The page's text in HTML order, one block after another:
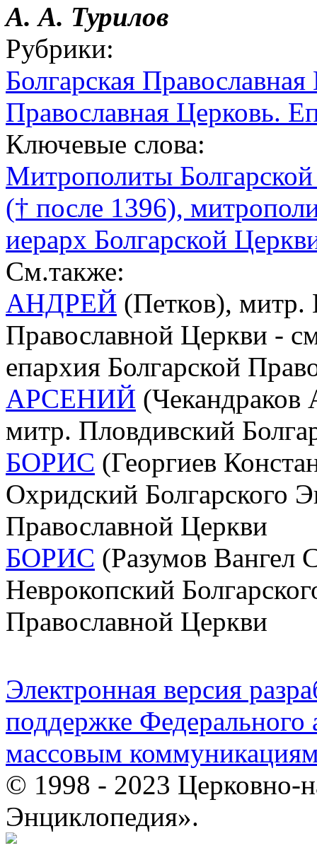
А. А. Турилов
Рубрики:
Болгарская
Православная Церковь.
Ключевые слова:
Митрополиты
(† после 1396),
иерарх Болгарской
См.также:
АНДРЕЙ (Петков), митр.
Православной Церкви -
епархия Болгарской
АРСЕНИЙ (Чекандраков
митр. Пловдивский
БОРИС (Георгиев
Охридский Болгарского
Православной Церкви
БОРИС (Разумов Вангел
Неврокопский
Православной Церкви
Электронная версия
поддержке Федерального
массовым
© 1998 - 2023 Церковно-
Энциклопедия».